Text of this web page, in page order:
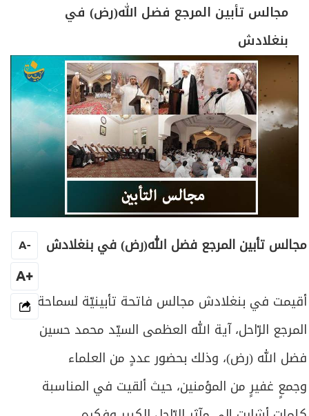
مجالس تأبين المرجع فضل الله(رض) في
بنغلادش
مجالس تأبين المرجع فضل الله(رض) في بنغلادش
أقيمت في بنغلادش مجالس فاتحة تأبينيّة لسماحة
المرجع الرّاحل، آية الله العظمى السيّد محمد حسين
فضل الله (رض)، وذلك بحضور عددٍ من العلماء
وجمعٍ غفيرٍ من المؤمنين، حيث ألقيت في المناسبة
-
A
+A